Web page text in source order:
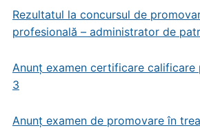
Rezultatul la concursul de
profesională – administrator de
Anunț examen certificare calificare
3
Anunț examen de promovare în